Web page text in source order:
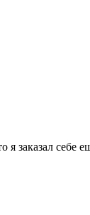
заказал себе